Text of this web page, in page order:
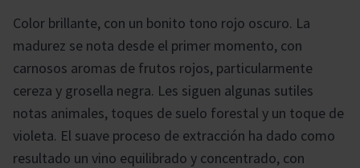
Color brillante, con un bonito tono rojo oscuro. La
madurez se nota desde el primer momento, con
carnosos aromas de frutos rojos, particularmente
cereza y grosella negra. Les siguen algunas sutiles
notas animales, toques de suelo forestal y un toque de
violeta. El suave proceso de extracción ha dado como
resultado un vino equilibrado y concentrado, con